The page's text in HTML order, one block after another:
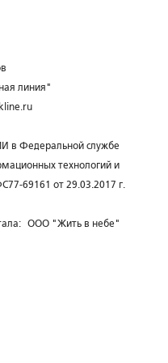
линия"
в Федеральной службе
технологий и
69161 от 29.03.2017 г.
ООО "Жить в небе"